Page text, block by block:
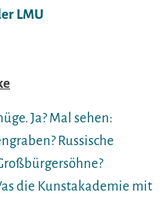
LMU
Ja? Mal sehen:
Russische
die Kunstakademie mit